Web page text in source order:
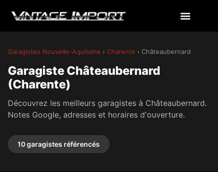
Garagistes Nouvelle-Aquitaine › Charente › Châteaubernard
Garagiste Châteaubernard
(Charente)
Découvrez les meilleurs garagistes à Châteaubernard.
Notes Google, adresses et horaires d'ouverture.
10 garagistes référencés